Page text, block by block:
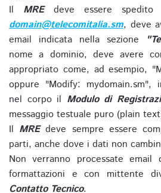
Il MREdeve essere spedito
domain@telecomitalia.sm, deve
email indicata nella sezione
nome a dominio, deve avere
appropriato come, ad esempio,
oppure "Modify: mydomain.sm",
nel corpo il Modulo di
messaggio testuale puro (plain
Il MREdeve sempre essere
parti, anche dove i dati non
Non verranno processate
formattazioni e con mittente
Contatto Tecnico.